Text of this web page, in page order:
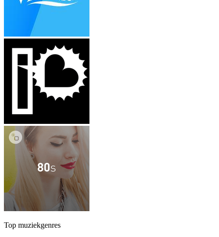
Top muziekgenres